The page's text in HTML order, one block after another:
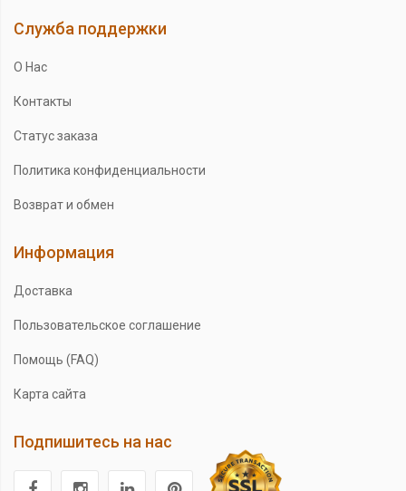
Служба поддержки
О Нас
Контакты
Статус заказа
Политика конфиденциальности
Возврат и обмен
Информация
Доставка
Пользовательское соглашение
Помощь (FAQ)
Карта сайта
Подпишитесь на нас